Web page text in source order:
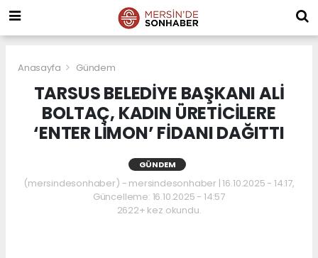
Anasayfa Gündem
TARSUS BELEDİYE BAŞKANI ALİ
BOLTAÇ, KADIN ÜRETİCİLERE
‘ENTER LİMON’ FİDANI DAĞITTI
GÜNDEM
(mersindesonhaber) - mersindesonhaber | 16.10.2025 - 14:17,
Güncelleme: 16.10.2025 - 14:57
2622+ kez okundu.